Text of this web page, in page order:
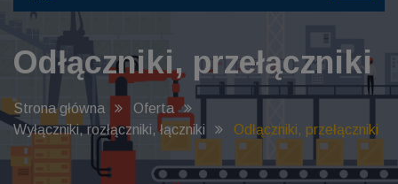
Odłączniki, przełączniki
Strona główna
Oferta
Wyłączniki, rozłączniki, łączniki
Odłączniki, przełączniki